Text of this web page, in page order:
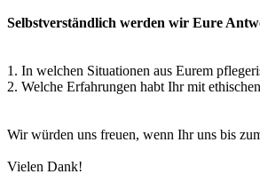
Selbstverständlich werden wir Eure
1. In welchen Situationen aus Eurem
2. Welche Erfahrungen habt Ihr mit
Wir würden uns freuen, wenn Ihr uns bis
Vielen Dank!